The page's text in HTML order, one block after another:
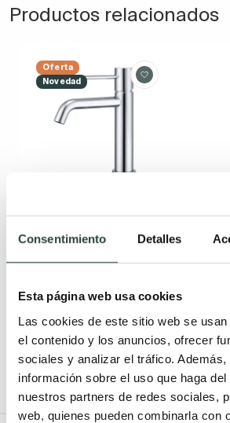
Consentimiento Detalles
Esta página web usa cookies
Las cookies de este sitio web se
el contenido y los anuncios, ofrecer
sociales y analizar el tráfico. Además,
información sobre el uso que haga
nuestros partners de redes sociales,
web, quienes pueden combinarla con
Productos relacionados
Oferta
Novedad
monomando
50,14€67,76€ −26%
+ 2